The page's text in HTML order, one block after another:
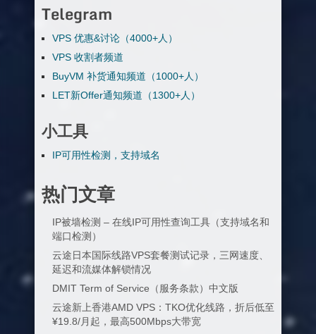
Telegram
VPS 优惠&讨论（4000+人）
VPS 收割者频道
BuyVM 补货通知频道（1000+人）
LET新Offer通知频道（1300+人）
小工具
IP可用性检测，支持域名
热门文章
IP被墙检测 – 在线IP可用性查询工具（支持域名和
端口检测）
云途日本国际线路VPS套餐测试记录，三网速度、
延迟和流媒体解锁情况
DMIT Term of Service（服务条款）中文版
云途新上香港AMD VPS：TKO优化线路，折后低至
¥19.8/月起，最高500Mbps大带宽